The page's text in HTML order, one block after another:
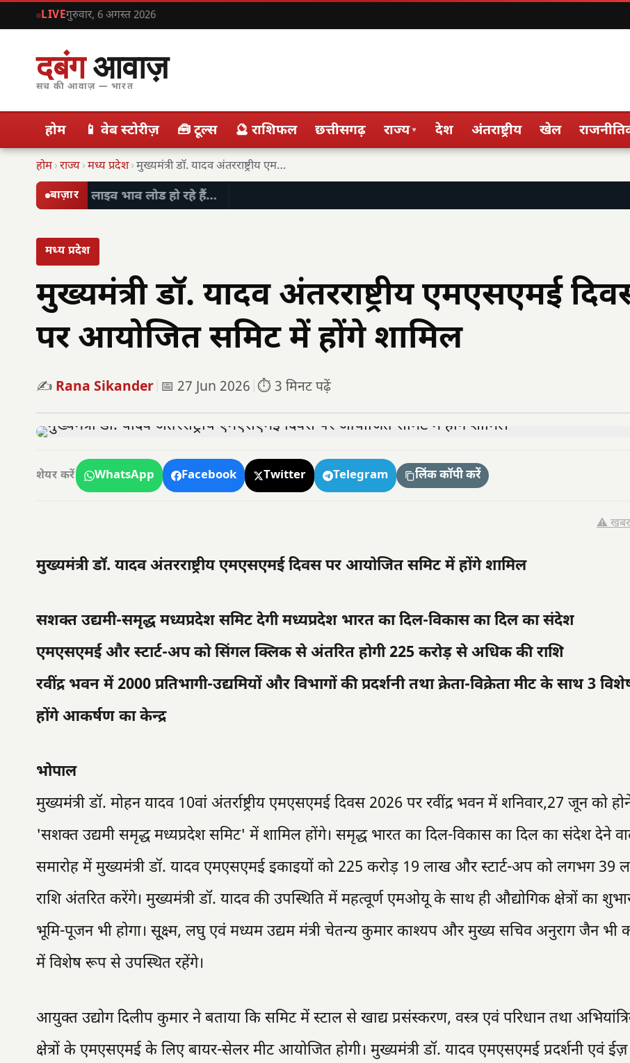
LIVEगुरुवार, 6 अगस्त 2026
दबंगआवाज़
सच की आवाज़ — भारत
होम 📱 वेब स्टोरीज़ 🧰 टूल्स 🔮 राशिफल छत्तीसगढ़ राज्य▾ देश अंतराष्ट्रीय खेल
होम›राज्य›मध्य प्रदेश› मुख्यमंत्री डॉ. यादव अंतरराष्ट्रीय एमएसएमई दिवस पर आयोजित…
बाज़ार लाइव भाव लोड हो रहे हैं…
मध्य प्रदेश
मुख्यमंत्री डॉ. यादव अंतरराष्ट्रीय एमएसएमई
पर आयोजित समिट में होंगे शामिल
✍️ Rana Sikander 📅 27 Jun 2026 ⏱️ 3 मिनट पढ़ें
शेयर करें WhatsApp Facebook Twitter Telegram लिंक कॉपी करें
⚠️ खबर
मुख्यमंत्री डॉ. यादव अंतरराष्ट्रीय एमएसएमई दिवस पर आयोजित समिट में होंगे शामिल
सशक्त उद्यमी-समृद्ध मध्यप्रदेश समिट देगी मध्यप्रदेश भारत का दिल-विकास का दिल का संदेश
एमएसएमई और स्टार्ट-अप को सिंगल क्लिक से अंतरित होगी 225 करोड़ से अधिक की राशि
रवींद्र भवन में 2000 प्रतिभागी-उद्यमियों और विभागों की प्रदर्शनी तथा क्रेता-विक्रेता मीट के साथ 3
होंगे आकर्षण का केन्द्र
भोपाल
मुख्यमंत्री डॉ. मोहन यादव 10वां अंतर्राष्ट्रीय एमएसएमई दिवस 2026 पर रवींद्र भवन में शनिवार,27 जून को
'सशक्त उद्यमी समृद्ध मध्यप्रदेश समिट' में शामिल होंगे। समृद्ध भारत का दिल-विकास का दिल का संदेश देने
समारोह में मुख्यमंत्री डॉ. यादव एमएसएमई इकाइयों को 225 करोड़ 19 लाख और स्टार्ट-अप को लगभग 39
राशि अंतरित करेंगे। मुख्यमंत्री डॉ. यादव की उपस्थिति में महत्वूर्ण एमओयू के साथ ही औद्योगिक क्षेत्रों का
भूमि-पूजन भी होगा। सू्क्ष्म, लघु एवं मध्यम उद्यम मंत्री चेतन्य कुमार काश्यप और मुख्य सचिव अनुराग जैन भी
में विशेष रूप से उपस्थित रहेंगे।
आयुक्त उद्योग दिलीप कुमार ने बताया कि समिट में स्टाल से खाद्य प्रसंस्करण, वस्त्र एवं परिधान तथा
क्षेत्रों के एमएसएमई के लिए बायर-सेलर मीट आयोजित होगी। मुख्यमंत्री डॉ. यादव एमएसएमई प्रदर्शनी एवं